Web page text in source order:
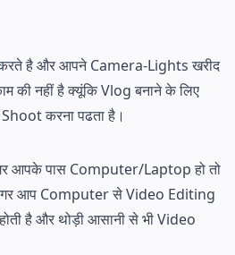
है और आपने Camera-Lights खरीद
की नहीं है क्यूंकि Vlog बनाने के लिए
करना पढता है।
आपके पास Computer/Laptop हो तो
अगर आप Computer से Video Editing
है और थोड़ी आसानी से भी Video